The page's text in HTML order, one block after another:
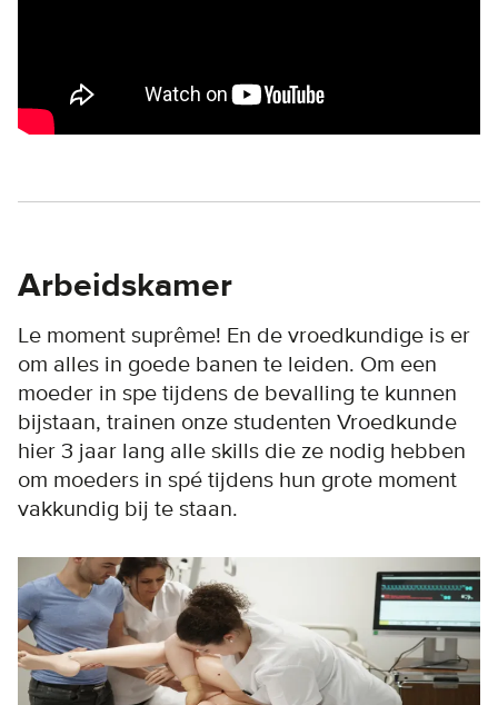
Arbeidskamer
Le moment suprême! En de vroedkundige is er
om alles in goede banen te leiden. Om een
moeder in spe tijdens de bevalling te kunnen
bijstaan, trainen onze studenten Vroedkunde
hier 3 jaar lang alle skills die ze nodig hebben
om moeders in spé tijdens hun grote moment
vakkundig bij te staan.